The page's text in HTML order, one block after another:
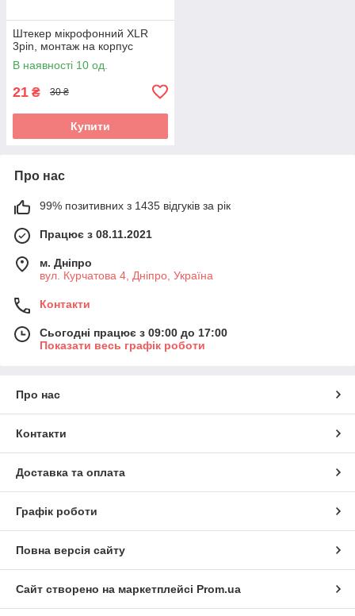
Штекер мікрофонний XLR
3pin, монтаж на корпус
В наявності 10 од.
21 ₴ 30 ₴
Купити
Про нас
99% позитивних з 1435 відгуків за рік
Працює з 08.11.2021
м. Дніпро
вул. Курчатова 4, Дніпро, Україна
Контакти
Сьогодні працює з 09:00 до 17:00
Показати весь графік роботи
Про нас
Контакти
Доставка та оплата
Графік роботи
Повна версія сайту
Сайт створено на маркетплейсі Prom.ua